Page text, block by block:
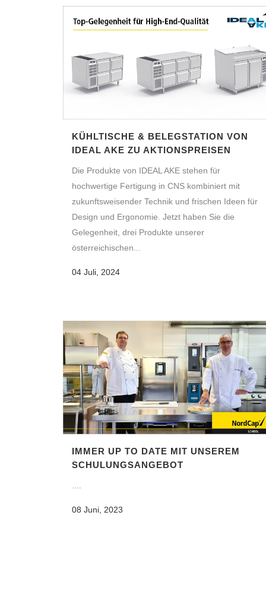
KÜHLTISCHE & BELEGSTATION VON
IDEAL AKE ZU AKTIONSPREISEN
Die Produkte von IDEAL AKE stehen für
hochwertige Fertigung in CNS kombiniert mit
zukunftsweisender Technik und frischen Ideen für
Design und Ergonomie. Jetzt haben Sie die
Gelegenheit, drei Produkte unserer
österreichischen...
04 Juli, 2024
IMMER UP TO DATE MIT UNSEREM
SCHULUNGSANGEBOT
08 Juni, 2023